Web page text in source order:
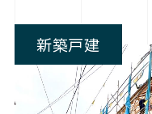
新築戸建